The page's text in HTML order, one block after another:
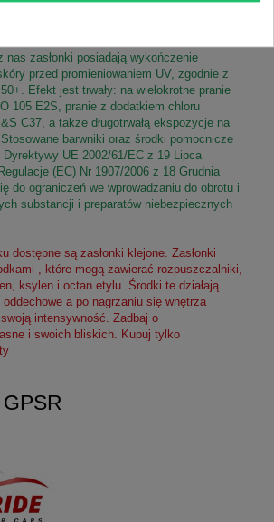
nas zasłonki posiadają wykończenie
przed promieniowaniem UV, zgodnie z
Efekt jest trwały: na wielokrotne pranie
105 E2S, pranie z dodatkiem chloru
C37, a także długotrwałą ekspozycje na
Stosowane barwniki oraz środki pomocnicze
Dyrektywy UE 2002/61/EC z 19 Lipca
(EC) Nr 1907/2006 z 18 Grudnia
do ograniczeń we wprowadzaniu do obrotu i
substancji i preparatów niebezpiecznych
dostępne są zasłonki klejone. Zasłonki
, które mogą zawierać rozpuszczalniki,
ksylen i octan etylu. Środki te działają
a po nagrzaniu się wnętrza
intensywność. Zadbaj o
i swoich bliskich. Kupuj tylko